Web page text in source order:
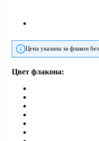
Цвет флакона:
Цена указана за флакон